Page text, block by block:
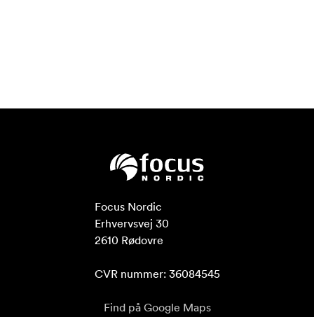
Focus Nordic
Erhvervsvej 30
2610 Rødovre
CVR nummer: 36084545
Find på Google Maps